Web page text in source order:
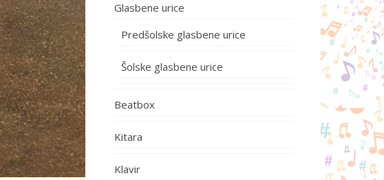
Glasbene urice
Predšolske glasbene urice
Šolske glasbene urice
Beatbox
Kitara
Klavir